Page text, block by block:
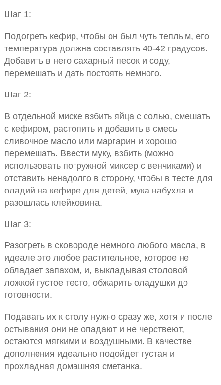
Шаг 1:
Подогреть кефир, чтобы он был чуть теплым, его
температура должна составлять 40-42 градусов.
Добавить в него сахарный песок и соду,
перемешать и дать постоять немного.
Шаг 2:
В отдельной миске взбить яйца с солью, смешать
с кефиром, растопить и добавить в смесь
сливочное масло или маргарин и хорошо
перемешать. Ввести муку, взбить (можно
использовать погружной миксер с венчиками) и
отставить ненадолго в сторону, чтобы в тесте для
оладий на кефире для детей, мука набухла и
разошлась клейковина.
Шаг 3:
Разогреть в сковороде немного любого масла, в
идеале это любое растительное, которое не
обладает запахом, и, выкладывая столовой
ложкой густое тесто, обжарить оладушки до
готовности.
Подавать их к столу нужно сразу же, хотя и после
остывания они не опадают и не черствеют,
остаются мягкими и воздушными. В качестве
дополнения идеально подойдет густая и
прохладная домашняя сметанка.